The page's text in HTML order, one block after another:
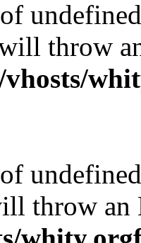
throw
vhosts/
throw an